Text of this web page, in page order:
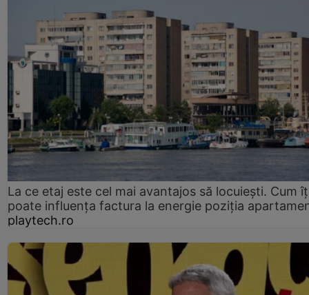
La ce etaj este cel mai avantajos să locuiești. Cum
poate influența factura la energie poziția
playtech.ro